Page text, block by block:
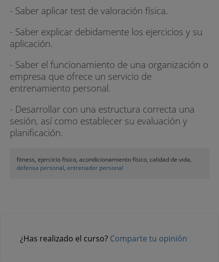
- Saber aplicar test de valoración física.
- Saber explicar debidamente los ejercicios y su
aplicación.
- Saber el funcionamiento de una organización o
empresa que ofrece un servicio de
entrenamiento personal.
- Desarrollar con una estructura correcta una
sesión, así como establecer su evaluación y
planificación.
fitness, ejercicio fisico, acondicionamiento físico, calidad de vida,
defensa personal, entrenador personal
¿Has realizado el curso? Comparte tu opinión